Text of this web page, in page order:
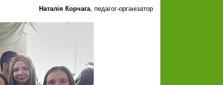
Наталія Корчага , педагог-організатор